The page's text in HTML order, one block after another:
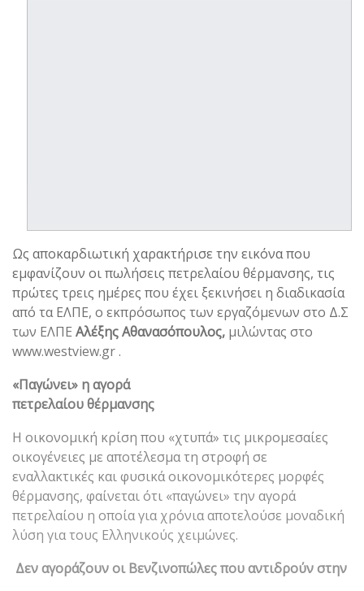
Ως αποκαρδιωτική χαρακτήρισε την εικόνα που
εμφανίζουν οι πωλήσεις πετρελαίου θέρμανσης, τις
πρώτες τρεις ημέρες που έχει ξεκινήσει η διαδικασία
από τα ΕΛΠΕ, ο εκπρόσωπος των εργαζόμενων στο Δ.Σ
των ΕΛΠΕ ΑλέξηςΑθανασόπουλος, μιλώντας στο
www.westview.gr .
«Παγώνει» η αγορά
πετρελαίου θέρμανσης
Η οικονομική κρίση που «χτυπά» τις μικρομεσαίες
οικογένειες με αποτέλεσμα τη στροφή σε
εναλλακτικές και φυσικά οικονομικότερες μορφές
θέρμανσης, φαίνεται ότι «παγώνει» την αγορά
πετρελαίου η οποία για χρόνια αποτελούσε μοναδική
λύση για τους Ελληνικούς χειμώνες.
Δεν αγοράζουν οι Βενζινοπώλες που αντιδρούν στην